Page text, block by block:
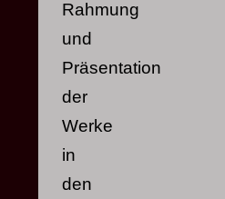
Rahmung
und
Präsentation
der
Werke
in
den